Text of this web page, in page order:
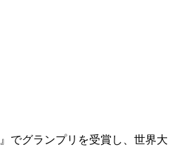
でグランプリを受賞し、世界大